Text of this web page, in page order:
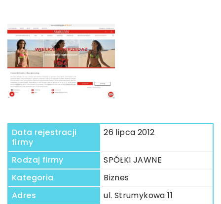
Data rejestracji
firmy
26 lipca 2012
Rodzaj firmy
SPÓŁKI JAWNE
Kategoria
Biznes
Adres
ul. Strumykowa 11